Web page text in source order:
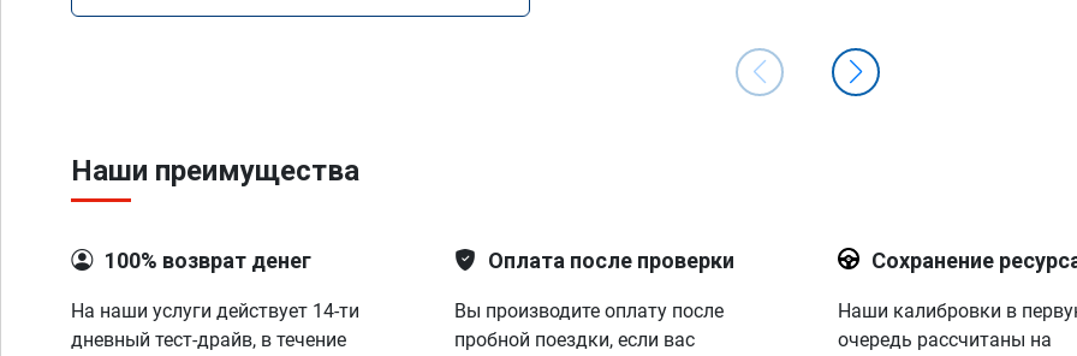
Наши преимущества
100% возврат денег
На наши услуги действует 14-ти
дневный тест-драйв, в течение
Оплата после проверки
Вы производите оплату после
пробной поездки, если вас
Сохранение
Наши калибровки в
очередь рассчитаны на